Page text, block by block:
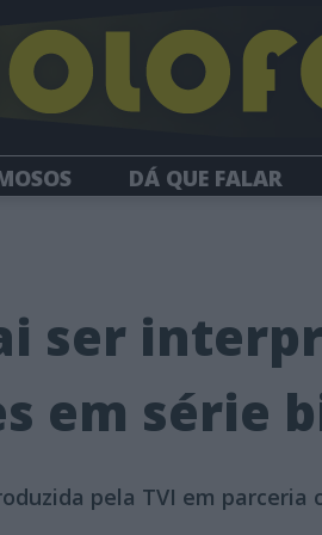
DÁ QUE FALAR
ser
em série
pela TVI em parceria